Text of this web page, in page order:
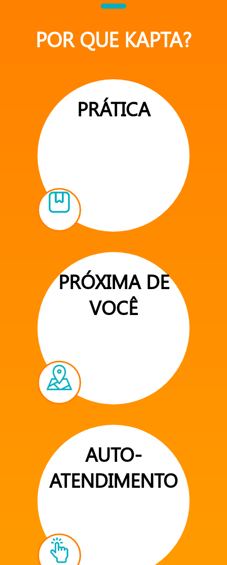
POR QUE KAPTA?
PRÁTICA
PRÓXIMA DE
VOCÊ
AUTO-
ATENDIMENTO